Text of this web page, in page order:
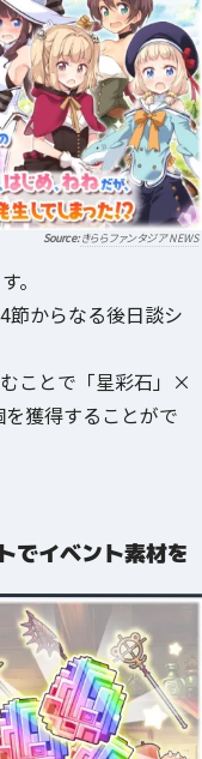
きららファンタジア NEWS
。
節からなる後日談シ
ことで「星彩石」×
獲得することがで
でイベント素材を